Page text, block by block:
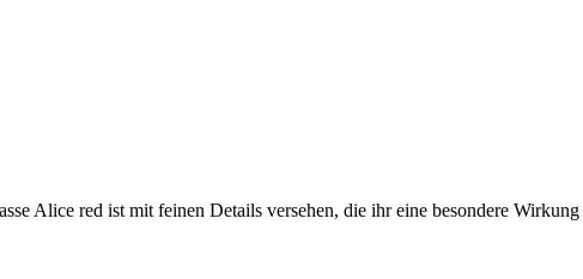
Alice red ist mit feinen Details versehen, die ihr eine besondere